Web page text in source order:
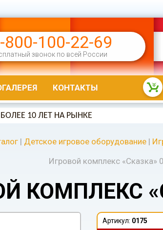
800-100-22-69
звонок по всей России
КОНТАКТЫ
БОЛЕЕ 10 ЛЕТ НА РЫНКЕ
| Детское игровое оборудование |
Игровой комплекс «Сказка»
КОМПЛЕКС
Артикул: 0175